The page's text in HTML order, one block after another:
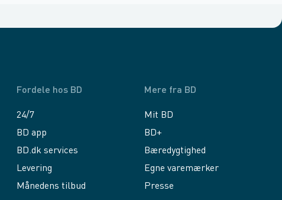
Fordele hos BD
24/7
BD app
BD.dk services
Levering
Månedens tilbud
Mere fra BD
Mit BD
BD+
Bæredygtighed
Egne varemærker
Presse